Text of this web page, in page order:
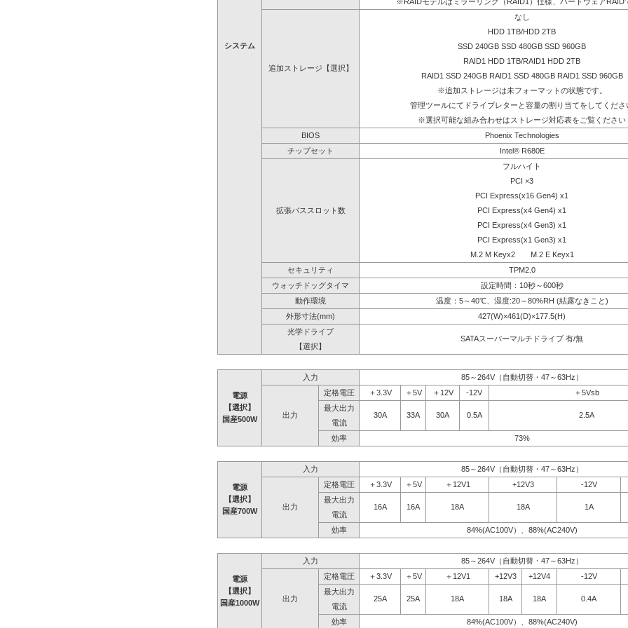
システム
追加ストレージ【選択】
なし
HDD 1TB/HDD 2TB
SSD 240GB SSD 480GB SSD 960GB
RAID1 HDD 1TB/RAID1 HDD 2TB
RAID1 SSD 240GB RAID1 SSD 480GB RAID1 SSD 960GB
※追加ストレージは未フォーマットの状態です。
管理ツールにてドライブレターと容量の割り当てをしてくださ
※選択可能な組み合わせはストレージ対応表をご覧ください
BIOS
Phoenix Technologies
チップセット
Intel® R680E
拡張バススロット数
フルハイト
PCI ×3
PCI Express(x16 Gen4) x1
PCI Express(x4 Gen4) x1
PCI Express(x4 Gen3) x1
PCI Express(x1 Gen3) x1
M.2 M Keyx2 M.2 E Keyx1
セキュリティ
TPM2.0
ウォッチドッグタイマ
設定時間：10秒～600秒
動作環境
温度：5～40℃、湿度:20～80%RH (結露なきこと)
外形寸法(mm)
427(W)×461(D)×177.5(H)
光学ドライブ
SATAスーパーマルチドライブ 有/無
【選択】
電源
【選択】
国産500W
入力 85～264V（自動切替・47～63Hz）
出力
定格電圧 ＋3.3V ＋5V ＋12V -12V
＋5Vsb
最大出力
30A
33A 30A 0.5A
2.5A
電流
効率
73%
電源
【選択】
国産700W
入力 85～264V（自動切替・47～63Hz）
出力
定格電圧 ＋3.3V ＋5V ＋12V1 +12V3 -12V
最大出力
16A
16A 18A 18A 1A
電流
効率
84%(AC100V）、88%(AC240V)
電源
【選択】
国産1000W
入力 85～264V（自動切替・47～63Hz）
出力
定格電圧 ＋3.3V ＋5V ＋12V1 +12V3 +12V4 -12V
最大出力
25A
25A 18A 18A 18A 0.4A
電流
効率
84%(AC100V）、88%(AC240V)